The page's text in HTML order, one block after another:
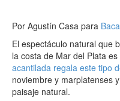
Por Agustín Casa para
El espectáculo natural que
la costa de Mar del Plata
acantilada regala este tipo
noviembre y marplatenses
paisaje natural.